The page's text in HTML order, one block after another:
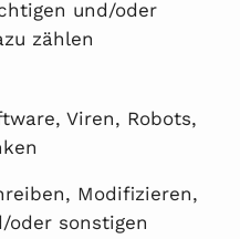
und/oder
zählen
Viren, Robots,
Modifizieren,
oder sonstigen